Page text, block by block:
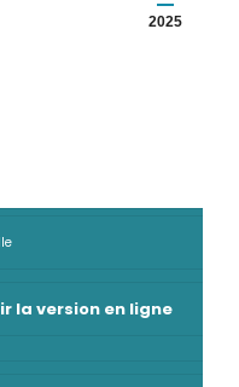
2025
la version en ligne